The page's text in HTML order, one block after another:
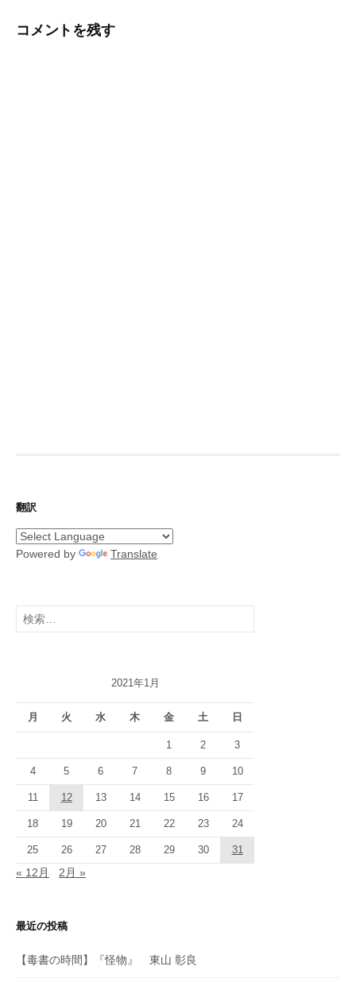
コメントを残す
翻訳
Powered by Translate
検
索:
2021年1月
月 火 水 木 金 土 日
1 2 3
4 5 6 7 8 9 10
11 12 13 14 15 16 17
18 19 20 21 22 23 24
25 26 27 28 29 30 31
« 12月 2月 »
最近の投稿
【毒書の時間】『怪物』 東山 彰良